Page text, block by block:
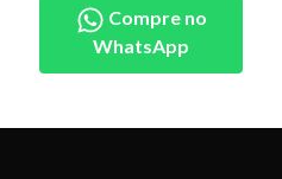
Compre no
WhatsApp